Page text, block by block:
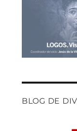
BLOG DE